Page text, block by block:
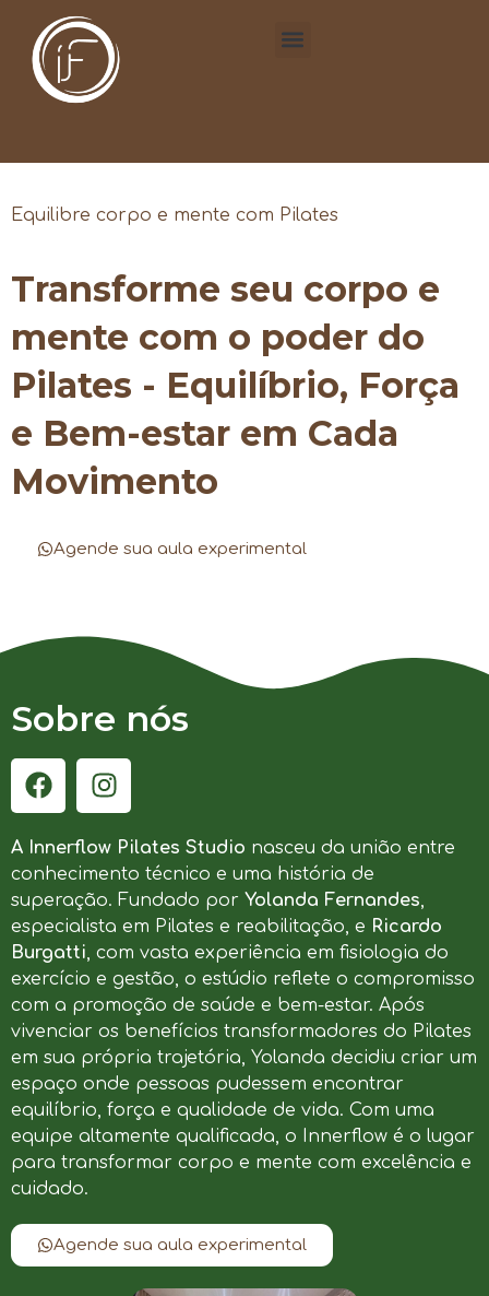
Equilibre corpo e mente com Pilates
Transforme seu corpo e
mente com o poder do
Pilates - Equilíbrio, Força
e Bem-estar em Cada
Movimento
Agende sua aula experimental
Sobre nós
A Innerflow Pilates Studio nasceu da união entre
conhecimento técnico e uma história de
superação. Fundado por Yolanda Fernandes,
especialista em Pilates e reabilitação, e Ricardo
Burgatti, com vasta experiência em fisiologia do
exercício e gestão, o estúdio reflete o compromisso
com a promoção de saúde e bem-estar. Após
vivenciar os benefícios transformadores do Pilates
em sua própria trajetória, Yolanda decidiu criar um
espaço onde pessoas pudessem encontrar
equilíbrio, força e qualidade de vida. Com uma
equipe altamente qualificada, o Innerflow é o lugar
para transformar corpo e mente com excelência e
cuidado.
Agende sua aula experimental